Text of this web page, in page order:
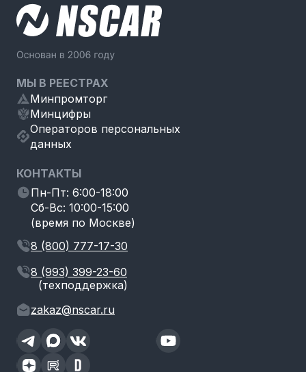
МЫ В РЕЕСТРАХ
Минпромторг
Минцифры
Операторов персональных
данных
КОНТАКТЫ
Пн-Пт: 6:00-18:00
Сб-Вс: 10:00-15:00
(время по Москве)
8 (800) 777-17-30
8 (993) 399-23-60
(техподдержка)
zakaz@nscar.ru